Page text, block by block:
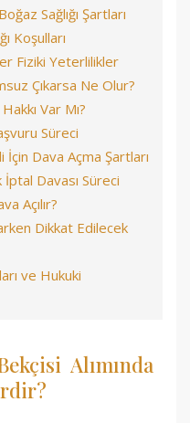
Sağlığı Şartları
Koşulları
Fiziki Yeterlilikler
Çıkarsa Ne Olur?
Var Mı?
Süreci
İçin Dava Açma Şartları
İptal Davası Süreci
Açılır?
Dikkat Edilecek
ve Hukuki
Alımında